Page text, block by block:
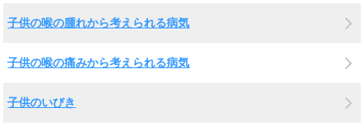
子供の喉の腫れから考えられる病気
子供の喉の痛みから考えられる病気
子供のいびき